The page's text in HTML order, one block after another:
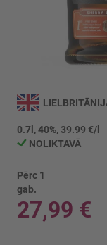
uz
galerijas
sākumu
0.7l, 40%, 39.99 €/l
NOLIKTAVĀ
Pērc 1
gab.
27,99 €